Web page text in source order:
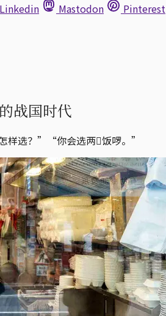
Linkedin Mastodon Pinterest
战国时代
样选？”“你会选两𩠌饭啰。”